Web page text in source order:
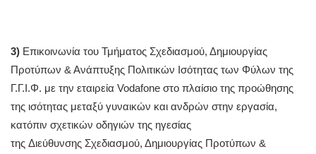
3) Επικοινωνία του Τμήματος Σχεδιασμού, Δημιουργίας
Προτύπων & Ανάπτυξης Πολιτικών Ισότητας των Φύλων της
Γ.Γ.Ι.Φ. με την εταιρεία Vodafone στο πλαίσιο της προώθησης
της ισότητας μεταξύ γυναικών και ανδρών στην εργασία,
κατόπιν σχετικών οδηγιών της ηγεσίας
της Διεύθυνσης Σχεδιασμού, Δημιουργίας Προτύπων &